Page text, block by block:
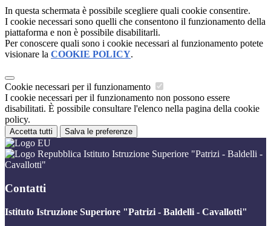
In questa schermata è possibile scegliere quali cookie consentire.
I cookie necessari sono quelli che consentono il funzionamento della
piattaforma e non è possibile disabilitarli.
Per conoscere quali sono i cookie necessari al funzionamento potete
visionare la COOKIE POLICY.
Cookie necessari per il funzionamento
I cookie necessari per il funzionamento non possono essere
disabilitati. È possibile consultare l'elenco nella pagina della cookie
policy.
Accetta tutti Salva le preferenze
Istituto Istruzione Superiore "Patrizi - Baldelli -
Cavallotti"
Contatti
Istituto Istruzione Superiore "Patrizi - Baldelli - Cavallotti"